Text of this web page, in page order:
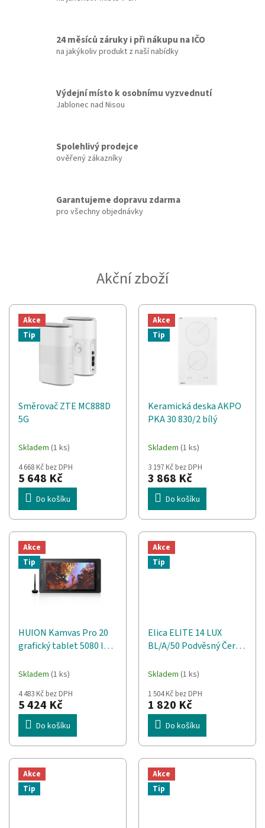
24 měsíců záruky i při nákupu na IČO
na jakýkoliv produkt z naší nabídky
Výdejní místo k osobnímu vyzvednutí
Jablonec nad Nisou
Spolehlivý prodejce
ověřený zákazníky
Garantujeme dopravu zdarma
pro všechny objednávky
Akční zboží
Akce
Tip
Směrovač ZTE MC888D
5G
Skladem (1 ks)
4 668 Kč bez DPH
5 648 Kč
Do košíku
Akce
Tip
Keramická deska AKPO
PKA 30 830/2 bílý
Skladem (1 ks)
3 197 Kč bez DPH
3 868 Kč
Do košíku
Akce
Tip
HUION Kamvas Pro 20
grafický tablet 5080 lpi
Černá
Skladem (1 ks)
4 483 Kč bez DPH
5 424 Kč
Do košíku
Akce
Tip
Elica ELITE 14 LUX
BL/A/50 Podvěsný Černá
Skladem (1 ks)
1 504 Kč bez DPH
1 820 Kč
Do košíku
Akce
Tip
Akce
Tip